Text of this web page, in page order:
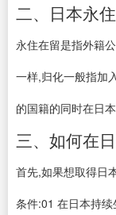
二、日本永
永住在留是指外籍
一样,归化一般指加
的国籍的同时在日
三、如何在
首先,如果想取得日
条件:01 在日本持